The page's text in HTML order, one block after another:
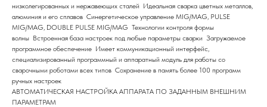
низколегированных и нержавеющих сталей Идеальная сварка цветных металлов,
алюминия и его сплавов Синергетическое управление MIG/MAG, PULSE
MIG/MAG, DOUBLE PULSE MIG/MAG Технологии контроля формы
волны Встроенная база настроек под любые параметры сварки Загружаемое
программное обеспечение Имеет коммуникационный интерфейс,
специализированный программный и аппаратный модуль для работы со
сварочными роботами всех типов Сохранение в память более 100 программ
ручных настроек
АВТОМАТИЧЕСКАЯ НАСТРОЙКА АППАРАТА ПО ЗАДАННЫМ ВНЕШНИМ
ПАРАМЕТРАМ